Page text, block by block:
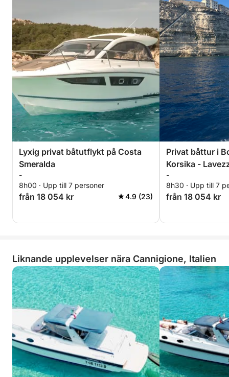
Lyxig privat båtutflykt på Costa
Smeralda
-
8h00 · Upp till 7 personer
från 18 054 kr 4.9 (23)
Privat båttur i
Korsika -
-
8h30 · Upp till 7
från 18 054 kr
Liknande upplevelser nära Cannigione, Italien